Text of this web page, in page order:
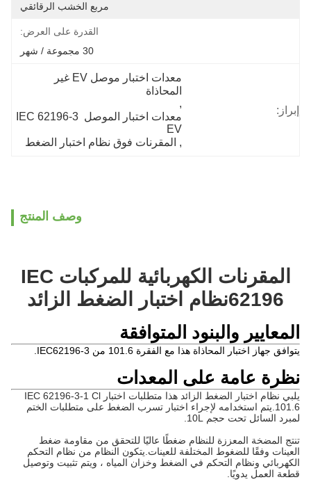
مربع الخشب الرقائقي
القدرة على العرض:
30 مجموعة / شهر
إبراز:
معدات اختبار موصل EV غير
المحاذاة
,
معدات اختبار الموصل IEC 62196-3
EV
, المقرنات فوق نظام اختبار الضغط
وصف المنتج
المقرنات الكهربائية للمركبات IEC
62196نظام اختبار الضغط الزائد
المعايير والبنود المتوافقة
يتوافق جهاز اختبار المحاذاة هذا مع الفقرة 101.6 من IEC62196-3.
نظرة عامة على المعدات
يلبي نظام اختبار الضغط الزائد هذا متطلبات اختبار IEC 62196-3-1 Cl
101.6.يتم استخدامه لإجراء اختبار تسرب الضغط على متطلبات الختم
لمبرد السائل تحت حجم 10L.
تنتج المضخة المعززة للنظام ضغطًا عاليًا للتحقق من مقاومة ضغط
العينات وفقًا للضغوط المختلفة للعينات.يتكون النظام من نظام التحكم
الكهربائي ونظام التحكم في الضغط وخزان المياه ، ويتم تثبيت وتوصيل
قطعة العمل يدويًا.